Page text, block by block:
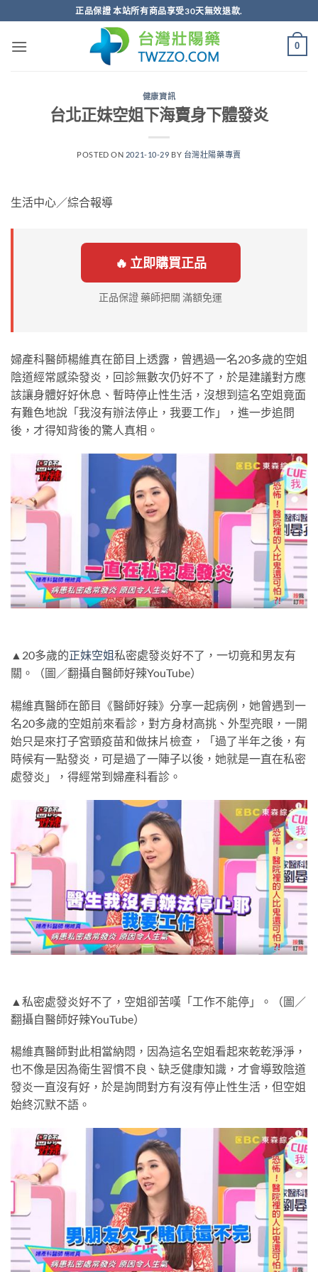
轉
正品保證 本站所有商品享受30天無效退款.
0
健康資訊
台北正妹空姐下海賣身下體發炎
POSTED ON 2021-10-29 BY 台灣壯陽藥專賣
生活中心／綜合報導
🔥 立即購買正品
正品保證 藥師把關 滿額免運
婦產科醫師楊維真在節目上透露，曾遇過一名20多歲的空姐
陰道經常感染發炎，回診無數次仍好不了，於是建議對方應
該讓身體好好休息、暫時停止性生活，沒想到這名空姐竟面
有難色地說「我沒有辦法停止，我要工作」，進一步追問
後，才得知背後的驚人真相。
▲20多歲的正妹空姐私密處發炎好不了，一切竟和男友有
關。（圖／翻攝自醫師好辣YouTube）
楊維真醫師在節目《醫師好辣》分享一起病例，她曾遇到一
名20多歲的空姐前來看診，對方身材高挑、外型亮眼，一開
始只是來打子宮頸疫苗和做抹片檢查，「過了半年之後，有
時候有一點發炎，可是過了一陣子以後，她就是一直在私密
處發炎」，得經常到婦產科看診。
▲私密處發炎好不了，空姐卻苦嘆「工作不能停」。（圖／
翻攝自醫師好辣YouTube）
楊維真醫師對此相當納悶，因為這名空姐看起來乾乾淨淨，
也不像是因為衛生習慣不良、缺乏健康知識，才會導致陰道
發炎一直沒有好，於是詢問對方有沒有停止性生活，但空姐
始終沉默不語。